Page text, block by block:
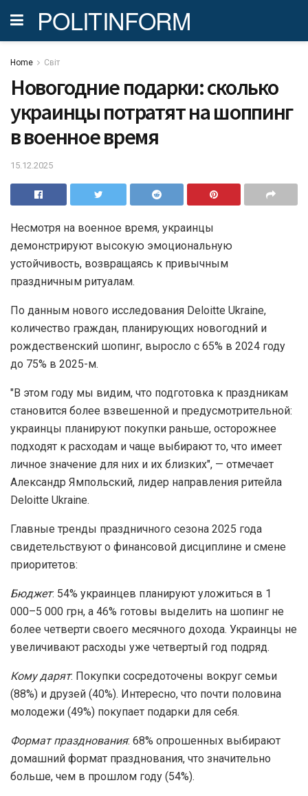
POLITINFORM
Home Світ
Новогодние подарки: сколько
украинцы потратят на шоппинг
в военное время
15.12.2025
Несмотря на военное время, украинцы
демонстрируют высокую эмоциональную
устойчивость, возвращаясь к привычным
праздничным ритуалам.
По данным нового исследования Deloitte Ukraine,
количество граждан, планирующих новогодний и
рождественский шопинг, выросло с 65% в 2024 году
до 75% в 2025-м.
"В этом году мы видим, что подготовка к праздникам
становится более взвешенной и предусмотрительной:
украинцы планируют покупки раньше, осторожнее
подходят к расходам и чаще выбирают то, что имеет
личное значение для них и их близких", — отмечает
Александр Ямпольский, лидер направления ритейла
Deloitte Ukraine.
Главные тренды праздничного сезона 2025 года
свидетельствуют о финансовой дисциплине и смене
приоритетов:
Бюджет: 54% украинцев планируют уложиться в 1
000–5 000 грн, а 46% готовы выделить на шопинг не
более четверти своего месячного дохода. Украинцы не
увеличивают расходы уже четвертый год подряд.
Кому дарят: Покупки сосредоточены вокруг семьи
(88%) и друзей (40%). Интересно, что почти половина
молодежи (49%) покупает подарки для себя.
Формат празднования: 68% опрошенных выбирают
домашний формат празднования, что значительно
больше, чем в прошлом году (54%).